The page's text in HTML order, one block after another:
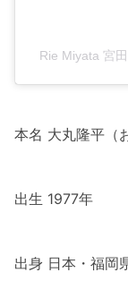
Rie Miyata 宮
本名 大丸隆平（
出生 1977年
出身 日本・福岡